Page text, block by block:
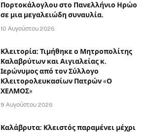
Πορτοκάλογλου στο Πανελλήνιο Ηρώο
σε μια μεγαλειώδη συναυλία.
10 Αυγούστου 2026
Κλειτορία: Τιμήθηκε ο Μητροπολίτης
Καλαβρύτων και Αιγιαλείας κ.
Ιερώνυμος από τον Σύλλογο
Κλειτορολευκασίων Πατρών «Ο
ΧΕΛΜΟΣ»
9 Αυγούστου 2026
Καλάβρυτα: Κλειστός παραμένει μέχρι